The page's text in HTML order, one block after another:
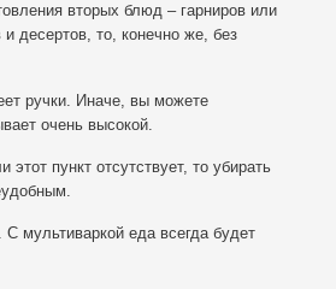
вторых блюд – гарниров или
десертов, то, конечно же, без
ручки. Иначе, вы можете
очень высокой.
пункт отсутствует, то убирать
мультиваркой еда всегда будет